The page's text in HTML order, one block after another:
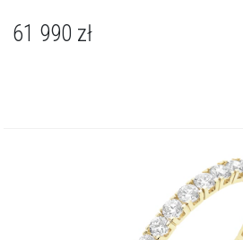
61 990 zł